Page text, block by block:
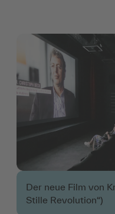
Der neue Film von
Stille Revolution“)